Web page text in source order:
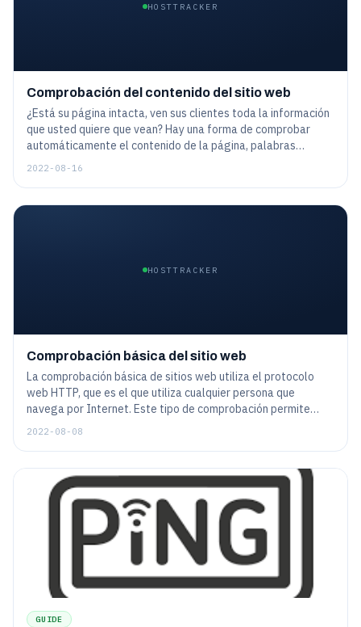
HOSTTRACKER
Comprobación del contenido del sitio web
¿Está su página intacta, ven sus clientes toda la información
que usted quiere que vean? Hay una forma de comprobar
automáticamente el contenido de la página, palabras
concretas, frases o incluso entidades más complicadas. Esto
previsto.
2022-08-16
HOSTTRACKER
Comprobación básica del sitio web
La comprobación básica de sitios web utiliza el protocolo
web HTTP, que es el que utiliza cualquier persona que
navega por Internet. Este tipo de comprobación permite
crear una tarea de monitorización, para comprobar un sitio
posiblemente podría ser una tarea de monitorización - las
características generales son bastante sencillas de
configurar.
2022-08-08
GUIDE